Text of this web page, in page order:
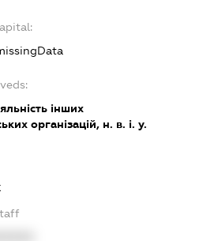
інших
організацій, н. в. і. у.